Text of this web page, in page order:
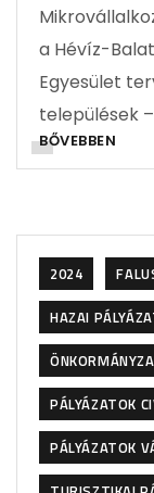
a Hévíz-
Egyesület
települések
BŐVEBBEN
2024
HAZAI
PÁLYÁZATOK
PÁLYÁZATOK